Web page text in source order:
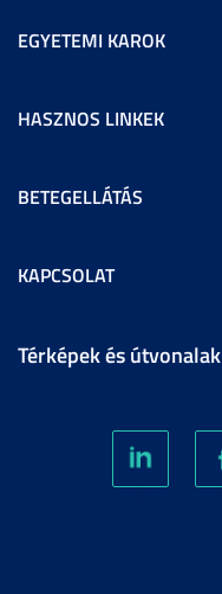
EGYETEMI KAROK
HASZNOS LINKEK
BETEGELLÁTÁS
KAPCSOLAT
Térképek és útvonalak